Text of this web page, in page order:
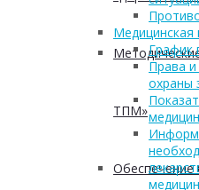
ТПМ»
Обеспечение
График
Права
охраны